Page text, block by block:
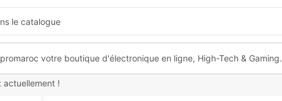
votre boutique d'électronique en ligne, High-Tech & Gaming.
AOC GAMING GH401 headphones
actuellement !